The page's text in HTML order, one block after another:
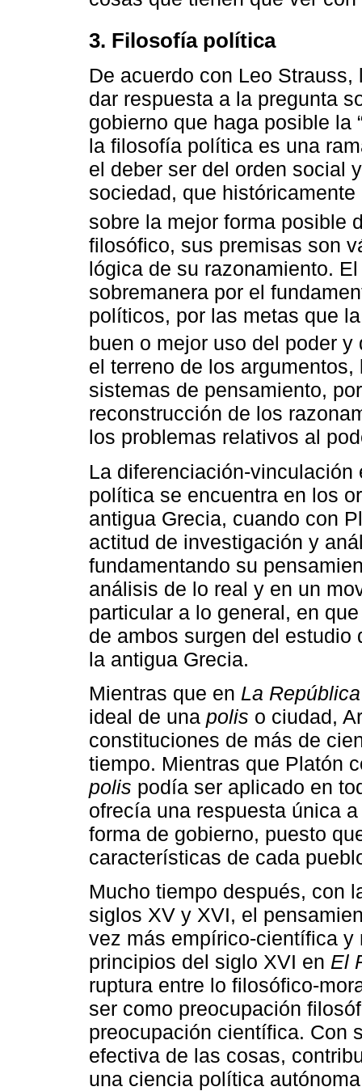
3. Filosofía política
De acuerdo con Leo
dar respuesta a la pregunta
gobierno que haga posible la
la filosofía política es una
el deber ser del orden social
sociedad, que
sobre la mejor forma posible
filosófico, sus premisas son
lógica de su razonamiento.
sobremanera por el
políticos, por las metas que
buen o mejor uso del poder y
el terreno de los
sistemas de pensamiento,
reconstrucción de los
los problemas relativos al
La diferenciación-
política se encuentra en los
antigua Grecia, cuando con
actitud de investigación y
fundamentando su
análisis de lo real y en un
particular a lo general, en
de ambos surgen del
la antigua Grecia.
Mientras que en La República
ideal de una polis o ciudad,
constituciones de más de
tiempo. Mientras que Platón
polis podía ser aplicado en
ofrecía una respuesta única
forma de gobierno, puesto
características de cada
Mucho tiempo después, con
siglos XV y XVI, el
vez más empírico-científica
principios del siglo XVI en El
ruptura entre lo filosófico-
ser como preocupación
preocupación científica. Con
efectiva de las cosas,
una ciencia política